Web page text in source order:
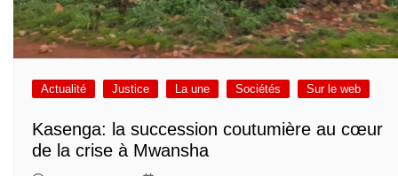
Actualité Justice La une Sociétés Sur le web
Kasenga: la succession coutumière au cœur
de la crise à Mwansha